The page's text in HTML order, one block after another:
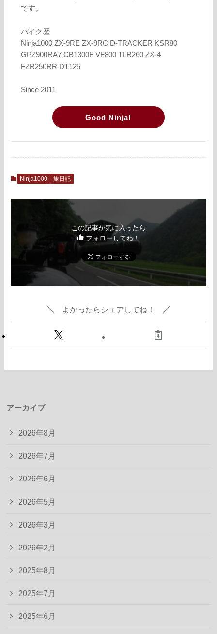
です。
バイク歴
Ninja1000 ZX-9RE ZX-9RC D-TRACKER KSR80
GPZ900RA7 CB1300F VF800 TLR260 ZX-4
FZR250RR DT125
Since 2011
Good Ninja!
Ninja1000 旅日記
この記事が気に入ったら
フォローしてね！
よかったらシェアしてね！
アーカイブ
2026年8月
2026年7月
2026年6月
2026年5月
2026年3月
2026年2月
2025年8月
2025年7月
2025年6月